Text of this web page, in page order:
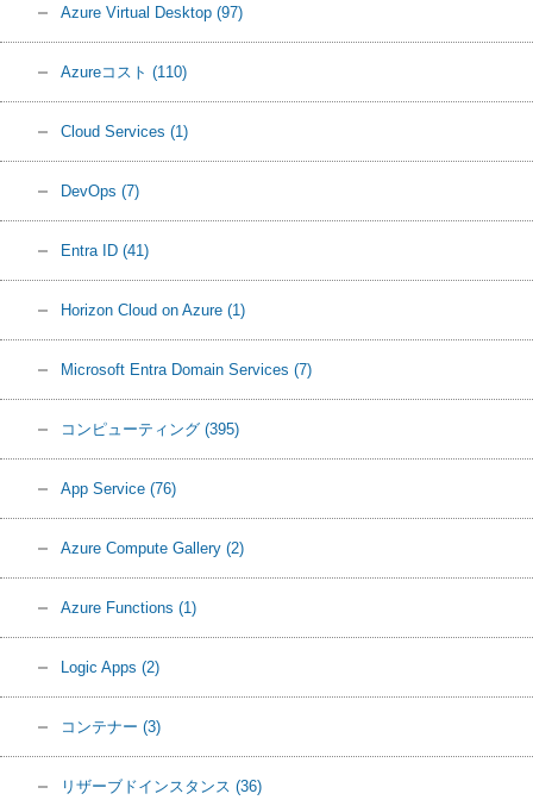
Azure Virtual Desktop (97)
Azureコスト (110)
Cloud Services (1)
DevOps (7)
Entra ID (41)
Horizon Cloud on Azure (1)
Microsoft Entra Domain Services (7)
コンピューティング (395)
App Service (76)
Azure Compute Gallery (2)
Azure Functions (1)
Logic Apps (2)
コンテナー (3)
リザーブドインスタンス (36)